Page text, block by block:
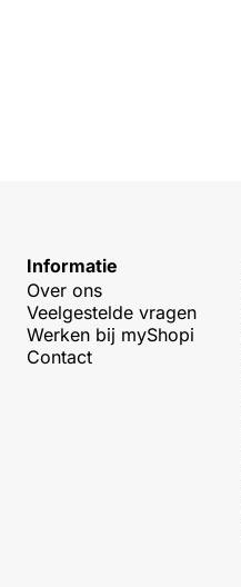
Informatie
Over ons
Veelgestelde vragen
Werken bij myShopi
Contact